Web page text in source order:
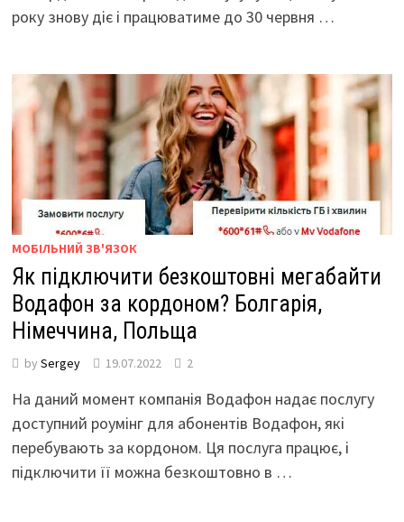
року знову діє і працюватиме до 30 червня …
МОБІЛЬНИЙ ЗВ'ЯЗОК
Як підключити безкоштовні мегабайти
Водафон за кордоном? Болгарія,
Німеччина, Польща
by Sergey 19.07.2022 2
На даний момент компанія Водафон надає послугу
доступний роумінг для абонентів Водафон, які
перебувають за кордоном. Ця послуга працює, і
підключити її можна безкоштовно в …